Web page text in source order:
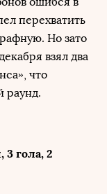
перехватить
Но зато
взял два
что
раунд.
3 гола, 2